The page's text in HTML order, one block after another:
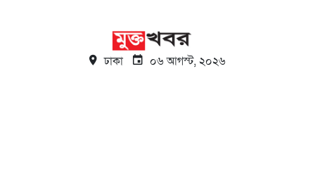
ঢাকা ০৬ আগস্ট, ২০২৬